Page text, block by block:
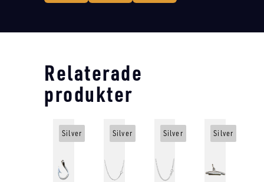
Relaterade
produkter
Silver Silver Silver Silver